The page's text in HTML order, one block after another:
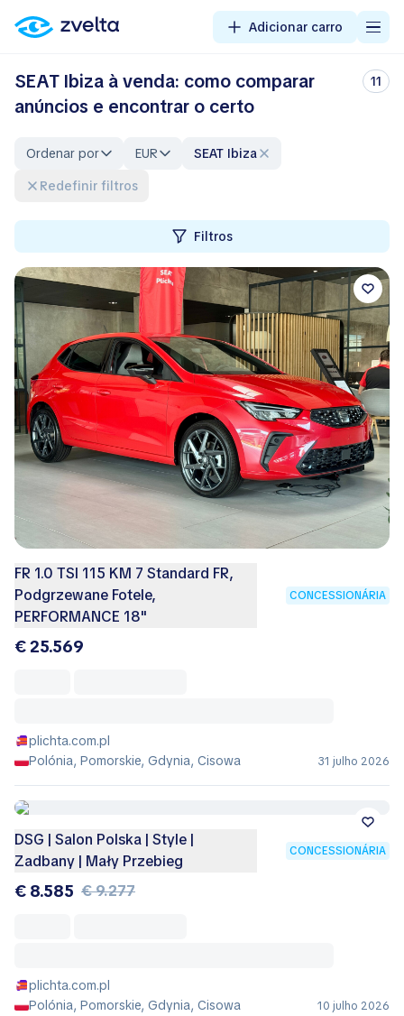
Adicionar carro
SEAT Ibiza à venda: como comparar
anúncios e encontrar o certo
11
Ordenar por EUR
SEAT Ibiza
Redefinir filtros
Filtros
FR 1.0 TSI 115 KM 7 Standard FR,
Podgrzewane Fotele,
PERFORMANCE 18"
CONCESSIONÁRIA
€ 25.569
plichta.com.pl
Polónia, Pomorskie, Gdynia, Cisowa
31 julho 2026
DSG | Salon Polska | Style |
Zadbany | Mały Przebieg
CONCESSIONÁRIA
€ 8.585 € 9.277
plichta.com.pl
Polónia, Pomorskie, Gdynia, Cisowa
10 julho 2026